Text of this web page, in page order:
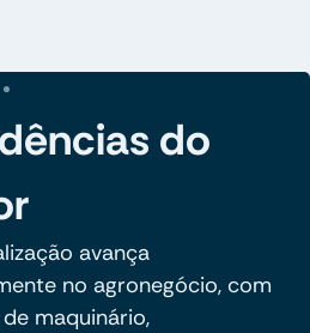
do
avança
no agronegócio, com
maquinário,